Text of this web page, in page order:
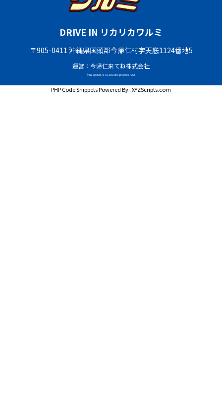
DRIVE IN リカリカワルミ
〒905-0411 沖縄県国頭郡今帰仁村字天底1124番地5
運営：今帰仁来てね株式会社
© Nakijin Kitene Co.,Ltd. All Rights Reserved.
PHP Code SnippetsPowered By :XYZScripts.com